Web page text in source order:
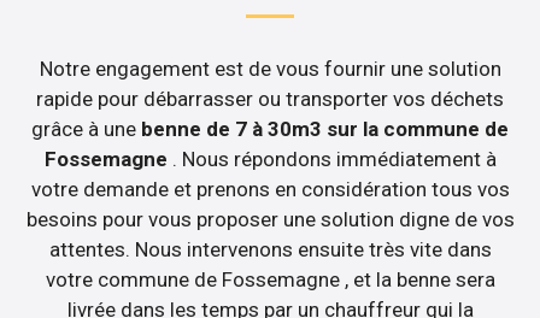
Notre engagement est de vous fournir une solution
rapide pour débarrasser ou transporter vos déchets
grâce à une benne de 7 à 30m3 sur la commune de
Fossemagne . Nous répondons immédiatement à
votre demande et prenons en considération tous vos
besoins pour vous proposer une solution digne de vos
attentes. Nous intervenons ensuite très vite dans
votre commune de Fossemagne , et la benne sera
livrée dans les temps par un chauffreur qui la